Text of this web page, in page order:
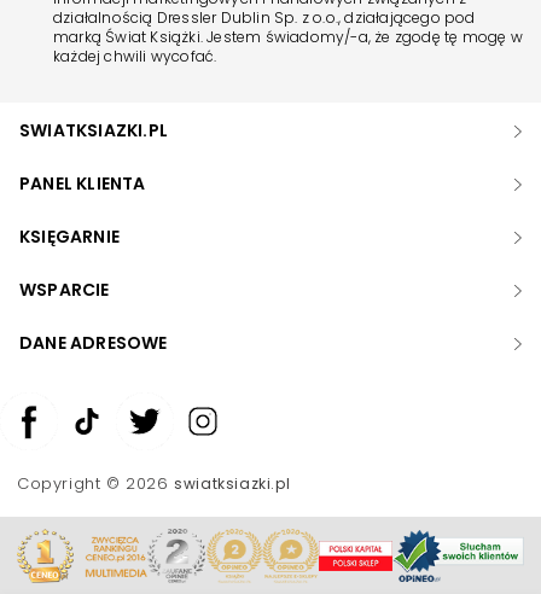
działalnością Dressler Dublin Sp. z o.o., działającego pod
marką Świat Książki. Jestem świadomy/-a, że zgodę tę mogę w
każdej chwili wycofać.
SWIATKSIAZKI.PL
PANEL KLIENTA
KSIĘGARNIE
WSPARCIE
DANE ADRESOWE
Copyright © 2026swiatksiazki.pl
Zwiększ rozmiar czcionki
Skala szarości